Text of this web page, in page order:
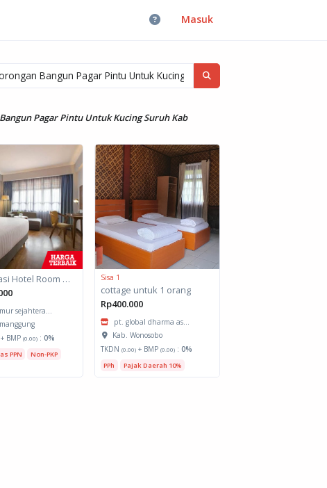
Masuk
Pagar Pintu Untuk Kucing Suruh Kab
Akomodasi Hotel Room untuk daerah Padang, Sumatera Barat
sejahtera...
+ BMP(0.00) :0%
PPN Non-PKP
Sisa 1
cottage untuk 1 orang
Rp400.000
pt. global dharma as...
Kab. Wonosobo
TKDN (0.00)+ BMP (0.00): 0%
PPh Pajak Daerah 10%